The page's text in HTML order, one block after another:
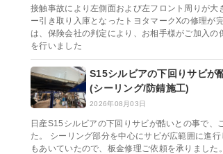
接触事故により左側面および左フロント周りが大
ー引き取り入庫となったトヨタマークXの修理が
は、保険会社の判定により、お相手様がご加入の
を行いました
S15シルビアの下回りサビが
(シーリング/防錆施工)
2026年08月03日
日産S15シルビアの下回りサビが酷いとの事で、
た。 シーリング部分を中心にサビが広範囲に進
もあいていたので、板金修理ご依頼を承りました